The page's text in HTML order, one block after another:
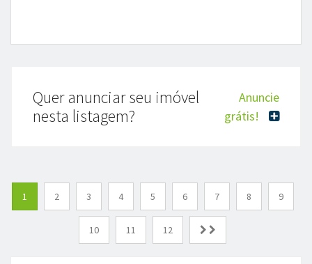
Quer anunciar seu imóvel
nesta listagem?
Anuncie
grátis!
1 2 3 4 5 6 7 8 9
10 11 12